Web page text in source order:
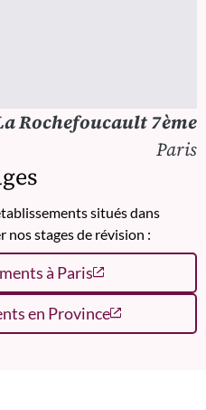
Rochefoucault 7ème
Paris
situés dans
stages de révision :
à Paris
en Province